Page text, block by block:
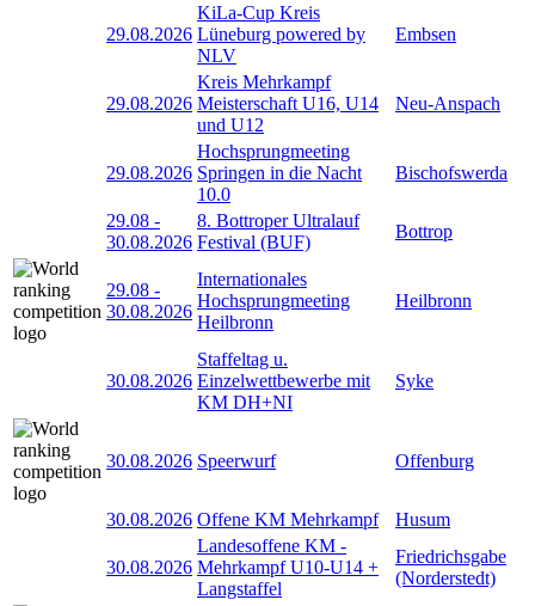
29.08.2026
KiLa-Cup Kreis
Lüneburg powered by
NLV
Embsen
29.08.2026
Kreis Mehrkampf
Meisterschaft U16, U14
und U12
Neu-Anspach
29.08.2026
Hochsprungmeeting
Springen in die Nacht
10.0
Bischofswerda
29.08 -
30.08.2026
8. Bottroper Ultralauf
Festival (BUF)
Bottrop
29.08 -
30.08.2026
Internationales
Hochsprungmeeting
Heilbronn
Heilbronn
30.08.2026
Staffeltag u.
Einzelwettbewerbe mit
KM DH+NI
Syke
30.08.2026 Speerwurf Offenburg
30.08.2026 Offene KM Mehrkampf Husum
30.08.2026
Landesoffene KM -
Mehrkampf U10-U14 +
Langstaffel
Friedrichsgabe
(Norderstedt)